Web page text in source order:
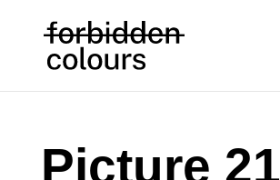
Picture 21